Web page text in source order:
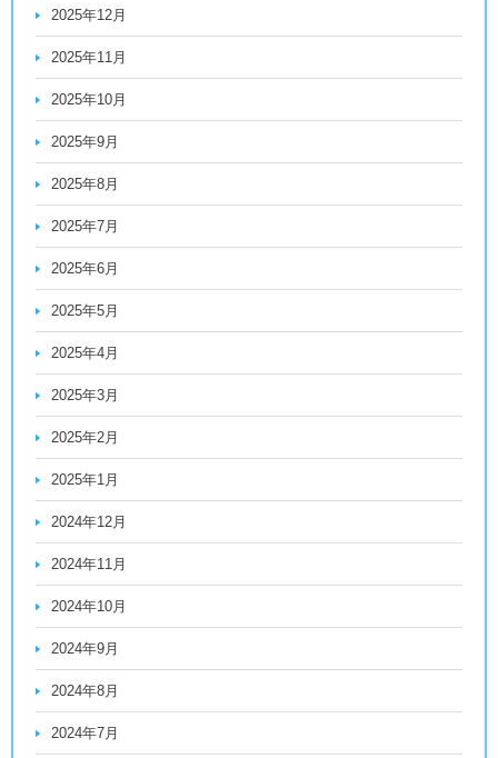
2025年12月
2025年11月
2025年10月
2025年9月
2025年8月
2025年7月
2025年6月
2025年5月
2025年4月
2025年3月
2025年2月
2025年1月
2024年12月
2024年11月
2024年10月
2024年9月
2024年8月
2024年7月